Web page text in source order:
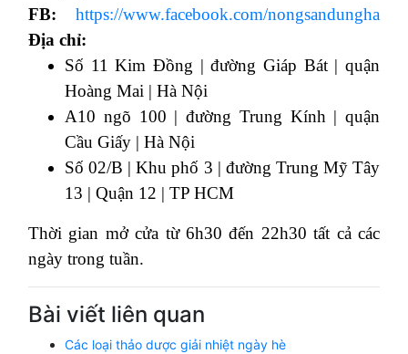
FB:
https://www.facebook.com/nongsandungha
Địa chỉ:
Số 11 Kim Đồng | đường Giáp Bát | quận
Hoàng Mai | Hà Nội
A10 ngõ 100 | đường Trung Kính | quận
Cầu Giấy | Hà Nội
Số 02/B | Khu phố 3 | đường Trung Mỹ Tây
13 | Quận 12 | TP HCM
Thời gian mở cửa từ 6h30 đến 22h30 tất cả các
ngày trong tuần.
Bài viết liên quan
Các loại thảo dược giải nhiệt ngày hè